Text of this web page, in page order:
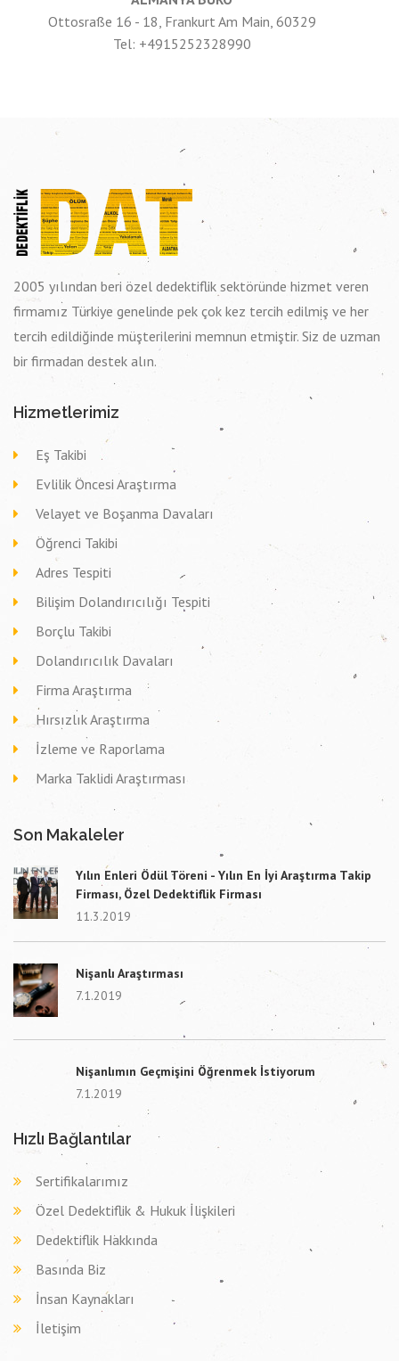
Ottosraße 16 - 18, Frankurt Am Main, 60329
Tel: +4915252328990
2005 yılından beri özel dedektiflik sektöründe hizmet veren
firmamız Türkiye genelinde pek çok kez tercih edilmiş ve her
tercih edildiğinde müşterilerini memnun etmiştir. Siz de uzman
bir firmadan destek alın.
Hizmetlerimiz
Eş Takibi
Evlilik Öncesi Araştırma
Velayet ve Boşanma Davaları
Öğrenci Takibi
Adres Tespiti
Bilişim Dolandırıcılığı Tespiti
Borçlu Takibi
Dolandırıcılık Davaları
Firma Araştırma
Hırsızlık Araştırma
İzleme ve Raporlama
Marka Taklidi Araştırması
Son Makaleler
Yılın Enleri Ödül Töreni - Yılın En İyi Araştırma Takip
Firması, Özel Dedektiflik Firması
11.3.2019
Nişanlı Araştırması
7.1.2019
Nişanlımın Geçmişini Öğrenmek İstiyorum
7.1.2019
Hızlı Bağlantılar
Sertifikalarımız
Özel Dedektiflik & Hukuk İlişkileri
Dedektiflik Hakkında
Basında Biz
İnsan Kaynakları
İletişim